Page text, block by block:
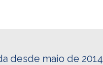
desde maio de 2014